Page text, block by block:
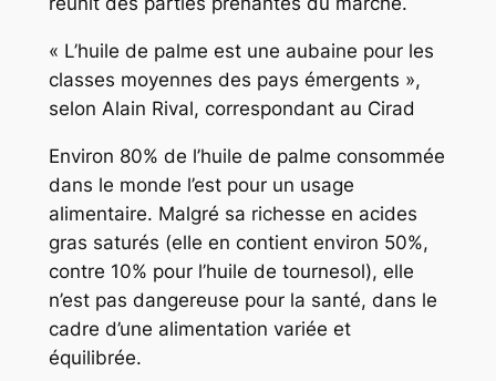
« L’huile de palme est une aubaine pour les
classes moyennes des pays émergents »,
selon Alain Rival, correspondant au Cirad
Environ 80% de l’huile de palme consommée
dans le monde l’est pour un usage
alimentaire. Malgré sa richesse en acides
gras saturés (elle en contient environ 50%,
contre 10% pour l’huile de tournesol), elle
n’est pas dangereuse pour la santé, dans le
cadre d’une alimentation variée et
équilibrée.